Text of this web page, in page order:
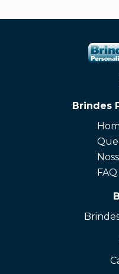
Brindes
FAQ